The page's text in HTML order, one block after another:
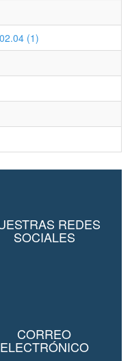
(1)
REDES
SOCIALES
CORREO
ELECTRÓNICO